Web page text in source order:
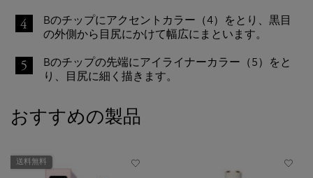
Bのチップにアクセントカラー（4）をとり、黒目
の外側から目尻にかけて幅広にまといます。
Bのチップの先端にアイライナーカラー（5）をと
り、目尻に細く描きます。
おすすめの製品
送料無料